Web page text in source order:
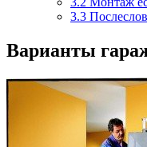
3.3
Варианты